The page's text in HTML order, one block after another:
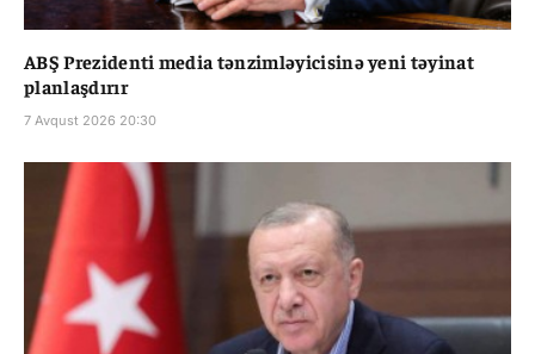
ABŞ Prezidenti media tənzimləyicisinə yeni təyinat
planlaşdırır
7 Avqust 2026 20:30